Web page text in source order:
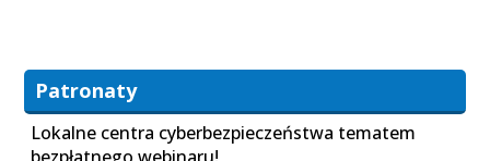
Patronaty
Lokalne centra cyberbezpieczeństwa tematem